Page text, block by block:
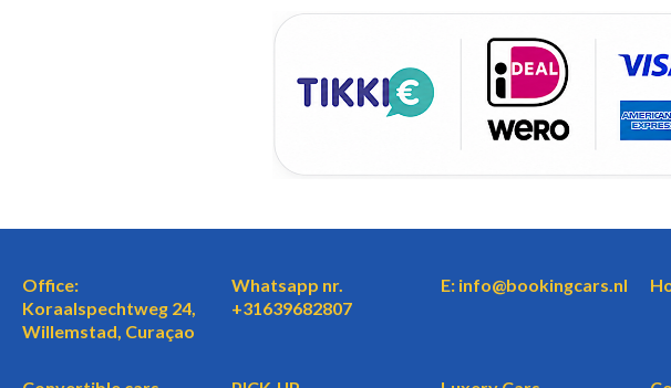
Office:
Koraalspechtweg 24,
Willemstad, Curaçao
Whatsapp nr.
+31639682807
E: info@bookingcars.nl